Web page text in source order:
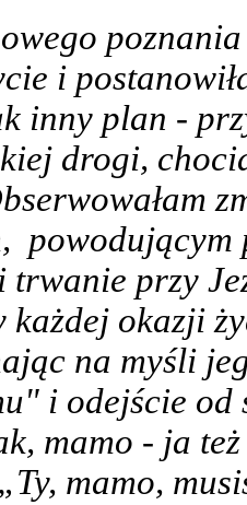
i
inny plan -
drogi,
powodującym
przy
każdej okazji
na myśli
i odejście od
mamo - ja
mamo,